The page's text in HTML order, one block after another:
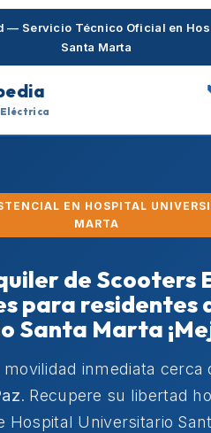
— Servicio Técnico Oficial en
Santa Marta
EN HOSPITAL
MARTA
de Scooters
para residentes
Santa Marta
movilidad inmediata
. Recupere su libertad
Hospital Universitario